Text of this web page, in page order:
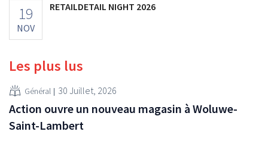
19
NOV
RETAILDETAIL NIGHT 2026
Les plus lus
Général 30 Juillet, 2026
Action ouvre un nouveau magasin à Woluwe-
Saint-Lambert